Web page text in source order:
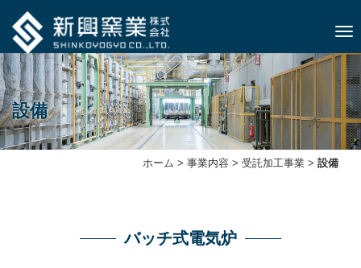
ナビ
設備
ホーム > 事業内容 > 受託加⼯事業 > 設備
バッチ式電気炉